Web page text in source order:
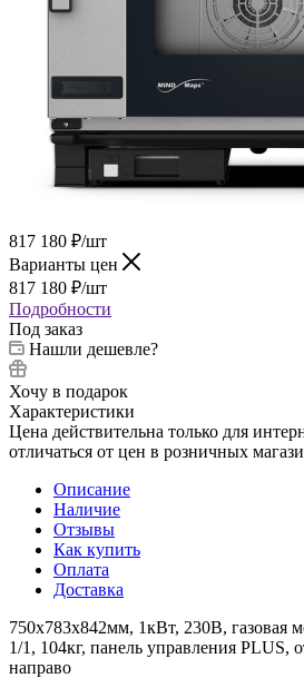
817 180 ₽/шт
Варианты цен
817 180 ₽/шт
Подробности
Под заказ
Нашли дешевле?
Хочу в подарок
Характеристики
Цена действительна только для
отличаться от цен в розничных
Описание
Наличие
Отзывы
Как купить
Оплата
Доставка
750x783x842мм, 1кВт, 230В, газовая
1/1, 104кг, панель управления PLUS,
направо